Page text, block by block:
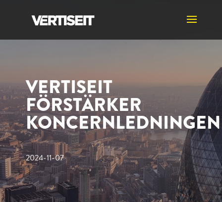
VERTISEIT
FÖRSTÄRKER
KONCERNLEDNINGEN
2024-11-07